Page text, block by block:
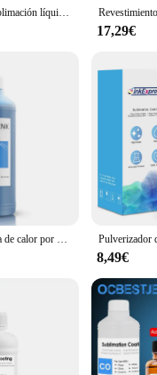
Revestimiento de sublimación líquido, pretratamiento de tinta de sublimación, líquido para tela de algodón y poliéster, Canva, tapas, bolsas, 500ML
17,29€
Tinta de transferencia de calor por sublimación de 500ML Universal para impresora de escritorio Epson y impresora de gran formato (incluido TX800 XP600 DX5)
8,49€